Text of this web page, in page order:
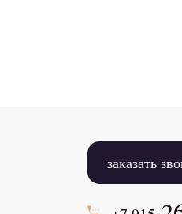
заказать